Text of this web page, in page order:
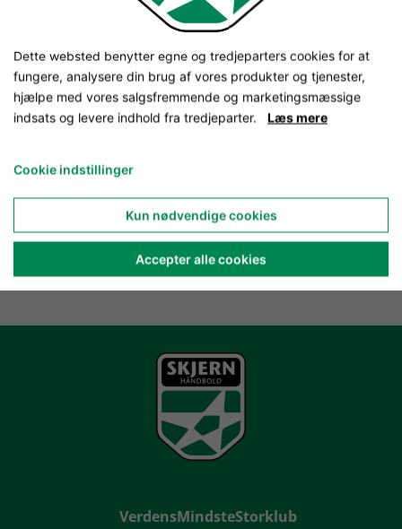
VerdensMindsteStorklub
Dette websted benytter egne og tredjeparters cookies for at
fungere, analysere din brug af vores produkter og tjenester,
hjælpe med vores salgsfremmende og marketingsmæssige
indsats og levere indhold fra tredjeparter. Læs mere
Cookie indstillinger
Kun nødvendige cookies
Accepter alle cookies